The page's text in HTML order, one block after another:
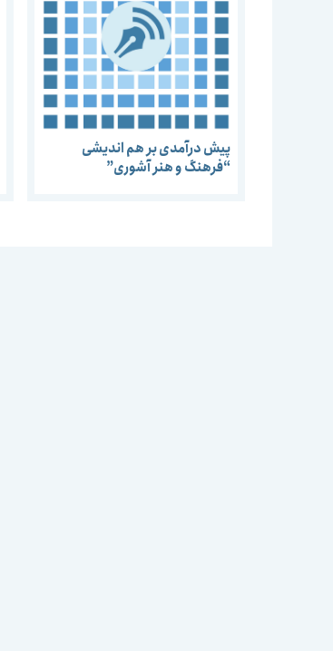
پیش درآمدی بر هم اندیشی
“فرهنگ و هنر آشوری”